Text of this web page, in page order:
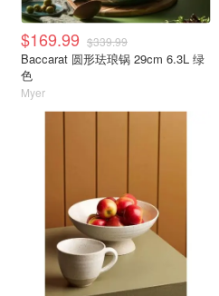
$169.99 $339.99
Baccarat 圆形珐琅锅 29cm 6.3L 绿
色
Myer